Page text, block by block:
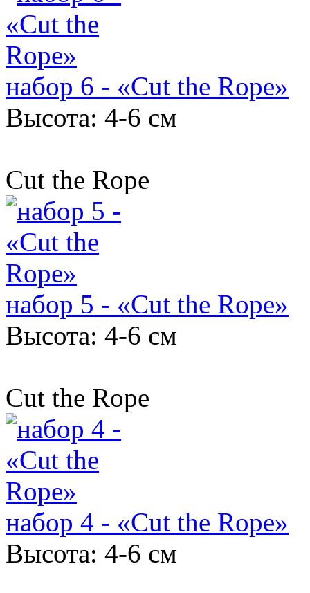
набор 6 - «Cut the Rope»
Высота: 4-6 см
Cut the Rope
набор 5 - «Cut the Rope»
Высота: 4-6 см
Cut the Rope
набор 4 - «Cut the Rope»
Высота: 4-6 см